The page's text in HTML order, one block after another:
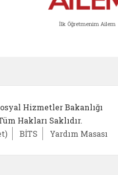
İlk Öğretmenim Ailem
Hizmetler Bakanlığı
Hakları Saklıdır.
BİTS Yardım Masası